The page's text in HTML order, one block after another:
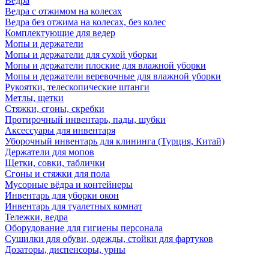
Ведра с отжимом на колесах
Ведра без отжима на колесах, без колес
Комплектующие для ведер
Мопы и держатели
Мопы и держатели для сухой уборки
Мопы и держатели плоские для влажной уборки
Мопы и держатели веревочные для влажной уборки
Рукоятки, телескопические штанги
Метлы, щетки
Стяжки, сгоны, скребки
Протирочный инвентарь, пады, шубки
Аксессуары для инвентаря
Уборочный инвентарь для клининга (Турция, Китай)
Держатели для мопов
Щетки, совки, таблички
Сгоны и стяжки для пола
Мусорные вёдра и контейнеры
Инвентарь для уборки окон
Инвентарь для туалетных комнат
Тележки, ведра
Оборудование для гигиены персонала
Сушилки для обуви, одежды, стойки для фартуков
Дозаторы, диспенсоры, урны